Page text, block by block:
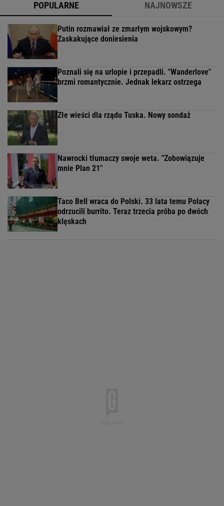
POPULARNE NAJNOWSZE
Putin rozmawiał ze zmarłym wojskowym?
Zaskakujące doniesienia
Poznali się na urlopie i przepadli. "Wanderlove"
brzmi romantycznie. Jednak lekarz ostrzega
Złe wieści dla rządu Tuska. Nowy sondaż
Nawrocki tłumaczy swoje weta. "Zobowiązuje
mnie Plan 21"
Taco Bell wraca do Polski. 33 lata temu Polacy
odrzucili burrito. Teraz trzecia próba po dwóch
klęskach